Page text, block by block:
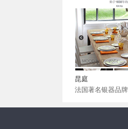
昆庭
法国著名银器品牌